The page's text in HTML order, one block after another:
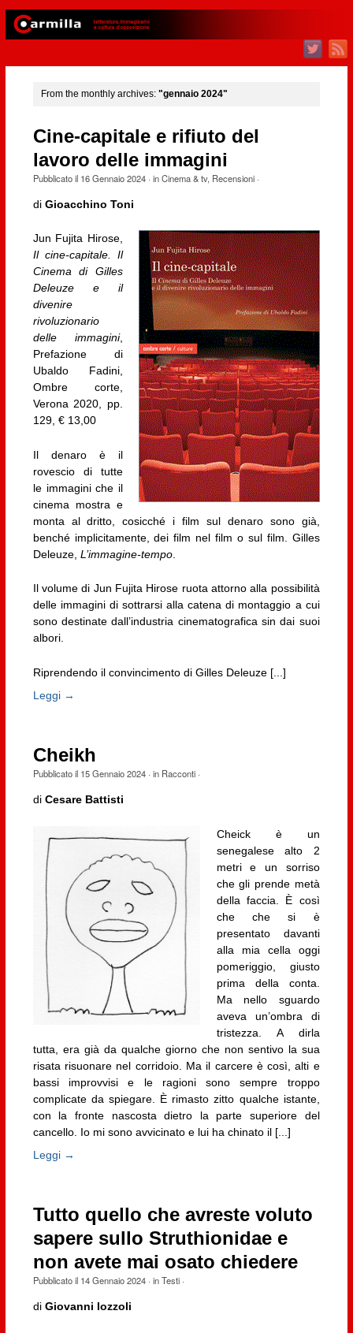
From the monthly archives: "gennaio 2024"
Cine-capitale e rifiuto del
lavoro delle immagini
Pubblicato il 16 Gennaio 2024· inCinema & tv, Recensioni·
di Gioacchino Toni
Jun Fujita Hirose,
Il cine-capitale. Il
Cinema di Gilles
Deleuze e il
divenire
rivoluzionario
delle immagini,
Prefazione di
Ubaldo Fadini,
Ombre corte,
Verona 2020, pp.
129, € 13,00
Il denaro è il
rovescio di tutte
le immagini che il
cinema mostra e
monta al dritto, cosicché i film sul denaro sono già,
benché implicitamente, dei film nel film o sul film. Gilles
Deleuze, L’immagine-tempo.
Il volume di Jun Fujita Hirose ruota attorno alla possibilità
delle immagini di sottrarsi alla catena di montaggio a cui
sono destinate dall’industria cinematografica sin dai suoi
albori.
Riprendendo il convincimento di Gilles Deleuze [...]
Leggi →
Cheikh
Pubblicato il 15 Gennaio 2024· in Racconti·
di Cesare Battisti
Cheick è un
senegalese alto 2
metri e un sorriso
che gli prende metà
della faccia. È così
che che si è
presentato davanti
alla mia cella oggi
pomeriggio, giusto
prima della conta.
Ma nello sguardo
aveva un’ombra di
tristezza. A dirla
tutta, era già da qualche giorno che non sentivo la sua
risata risuonare nel corridoio. Ma il carcere è così, alti e
bassi improvvisi e le ragioni sono sempre troppo
complicate da spiegare. È rimasto zitto qualche istante,
con la fronte nascosta dietro la parte superiore del
cancello. Io mi sono avvicinato e lui ha chinato il [...]
Leggi →
Tutto quello che avreste voluto
sapere sullo Struthionidae e
non avete mai osato chiedere
Pubblicato il 14 Gennaio 2024· inTesti·
di Giovanni Iozzoli